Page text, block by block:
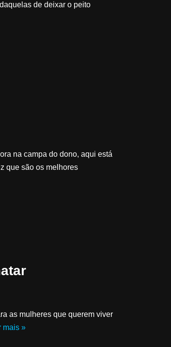
de deixar o peito
na campa do dono, aqui está
que são os melhores
as mulheres que querem viver
mais »